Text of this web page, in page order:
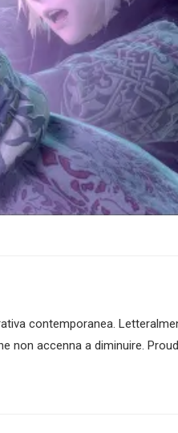
contemporanea.
non accenna a diminuire.